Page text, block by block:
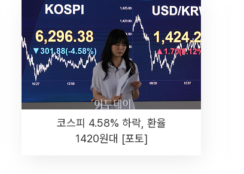
코스피 4.58% 하락, 환율
1420원대 [포토]